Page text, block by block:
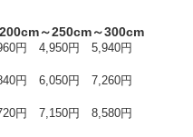
～250cm～300cm
円 4,950円 5,940円
円 6,050円 7,260円
円 7,150円 8,580円